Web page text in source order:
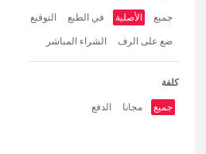
جميع الأصلية في الطبع التوقيع
ضع على الرف الشراء المباشر
كلفة
جميع مجانا الدفع